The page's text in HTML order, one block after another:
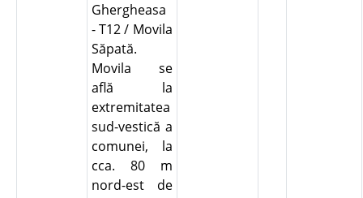
Ghergheasa
- T12 / Movila
Săpată.
Movila se
află la
extremitatea
sud-vestică a
comunei, la
cca. 80 m
nord-est de